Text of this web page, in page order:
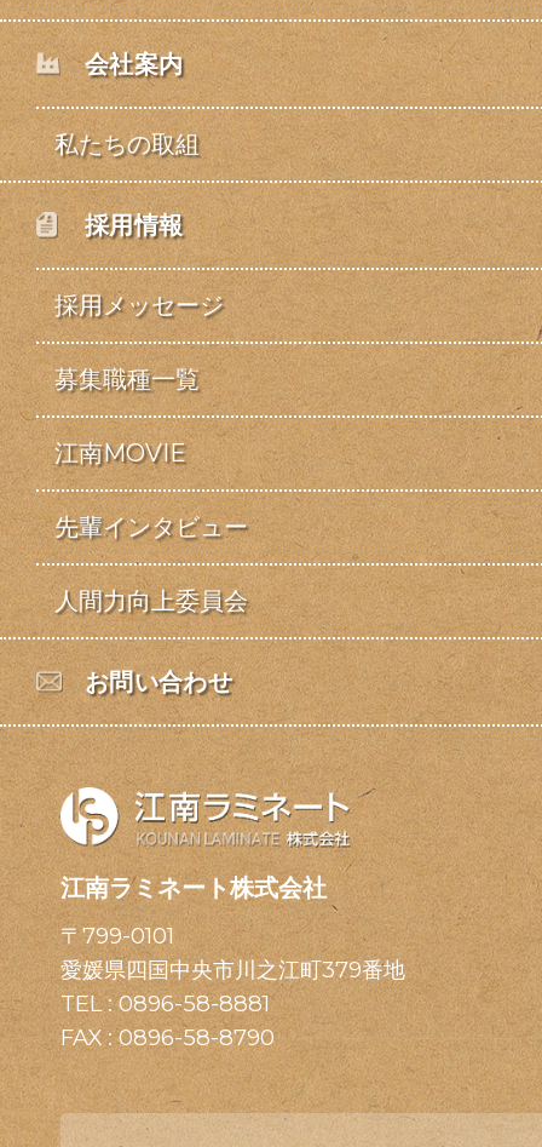
会社案内
私たちの取組
採用情報
採用メッセージ
募集職種一覧
江南MOVIE
先輩インタビュー
人間力向上委員会
お問い合わせ
江南ラミネート株式会社
〒799-0101
愛媛県四国中央市川之江町379番地
TEL :0896-58-8881
FAX : 0896-58-8790